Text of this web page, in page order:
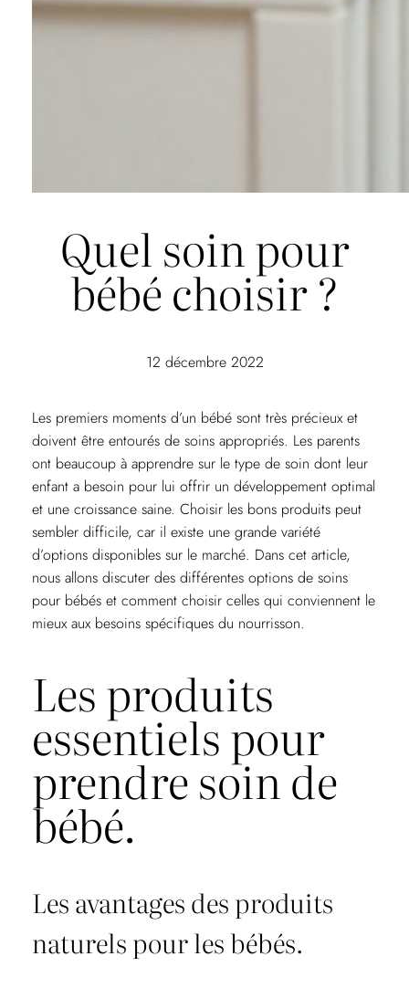
Quel soin pour
bébé choisir ?
12 décembre 2022
Les premiers moments d’un bébé sont très précieux et
doivent être entourés de soins appropriés. Les parents
ont beaucoup à apprendre sur le type de soin dont leur
enfant a besoin pour lui offrir un développement optimal
et une croissance saine. Choisir les bons produits peut
sembler difficile, car il existe une grande variété
d’options disponibles sur le marché. Dans cet article,
nous allons discuter des différentes options de soins
pour bébés et comment choisir celles qui conviennent le
mieux aux besoins spécifiques du nourrisson.
Les produits
essentiels pour
prendre soin de
bébé.
Les avantages des produits
naturels pour les bébés.